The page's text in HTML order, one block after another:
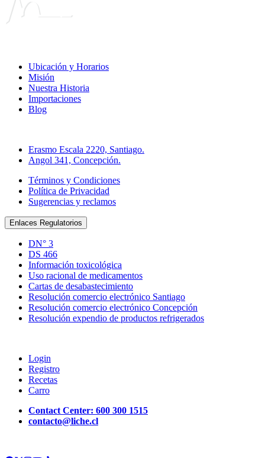
Ubicación y Horarios
Misión
Nuestra Historia
Importaciones
Blog
Erasmo Escala 2220, Santiago.
Angol 341, Concepción.
Términos y Condiciones
Política de Privacidad
Sugerencias y reclamos
Enlaces Regulatorios
DN° 3
DS 466
Información toxicológica
Uso racional de medicamentos
Cartas de desabastecimiento
Resolución comercio electrónico Santiago
Resolución comercio electrónico Concepción
Resolución expendio de productos refrigerados
Login
Registro
Recetas
Carro
Contact Center: 600 300 1515
contacto@liche.cl